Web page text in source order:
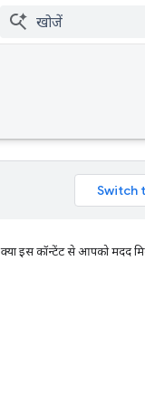
क्या इस कॉन्टेंट से आपको मदद